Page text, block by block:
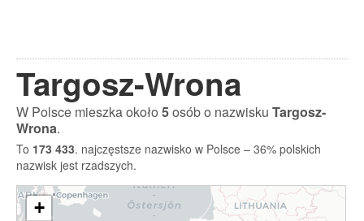
Targosz-Wrona
W Polsce mieszka około5osób o nazwisku Targosz-
Wrona.
To 173 433. najczęstsze nazwisko w Polsce – 36% polskich
nazwisk jest rzadszych.
+